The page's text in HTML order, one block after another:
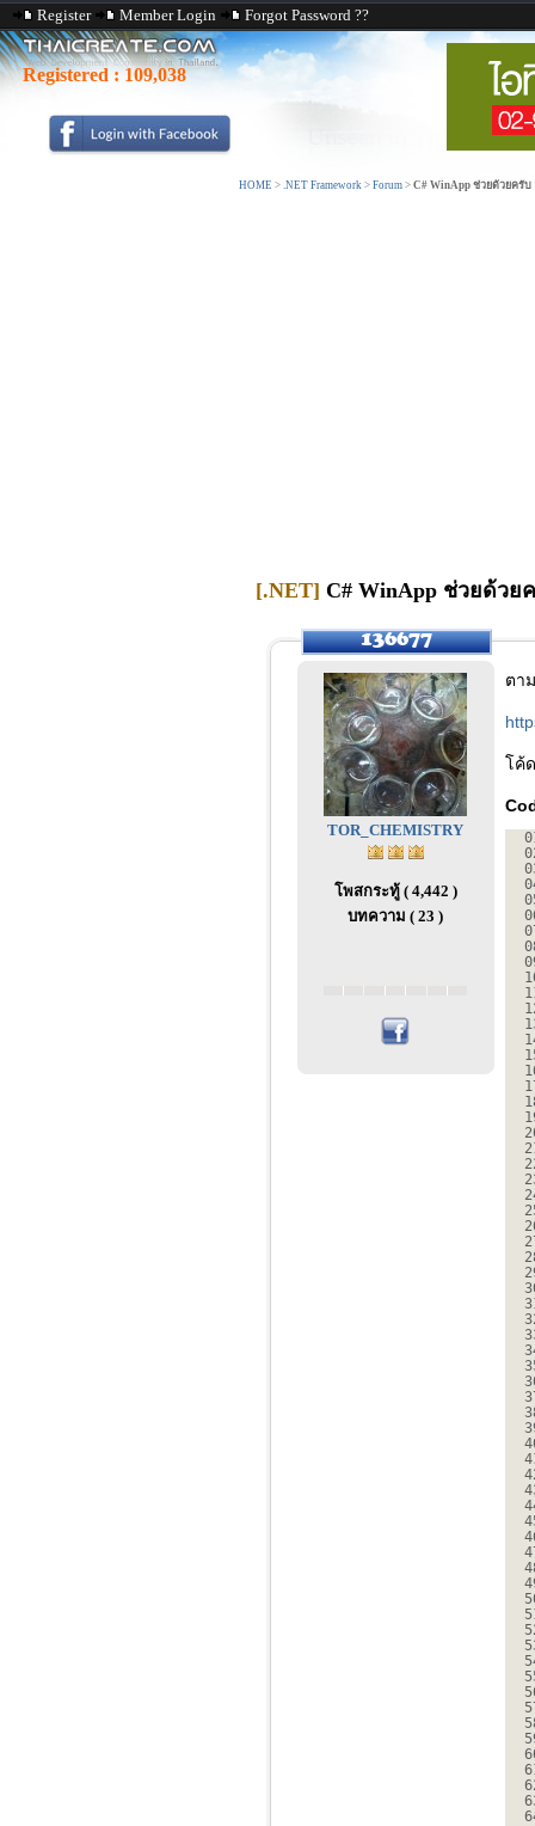
Register Member Login Forgot Password ??
Registered : 109,038
HOME > .NET Framework > Forum > C# WinApp ช่วยด้วยครับ
[.NET] C# WinApp ช่วยด้วย
TOR_CHEMISTRY
โพสกระทู้ ( 4,442 )
บทความ ( 23 )
ตา
โค้